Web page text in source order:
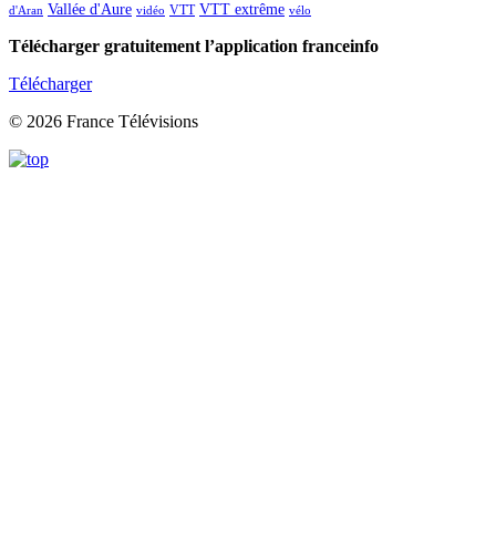
d'Aran Vallée d'Aure vidéo VTT VTT extrême vélo
Télécharger gratuitement l’application franceinfo
Télécharger
© 2026 France Télévisions